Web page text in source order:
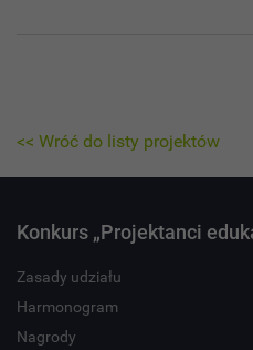
<< Wróć do listy projektów
Konkurs „Projektanci
Zasady udziału
Harmonogram
Nagrody